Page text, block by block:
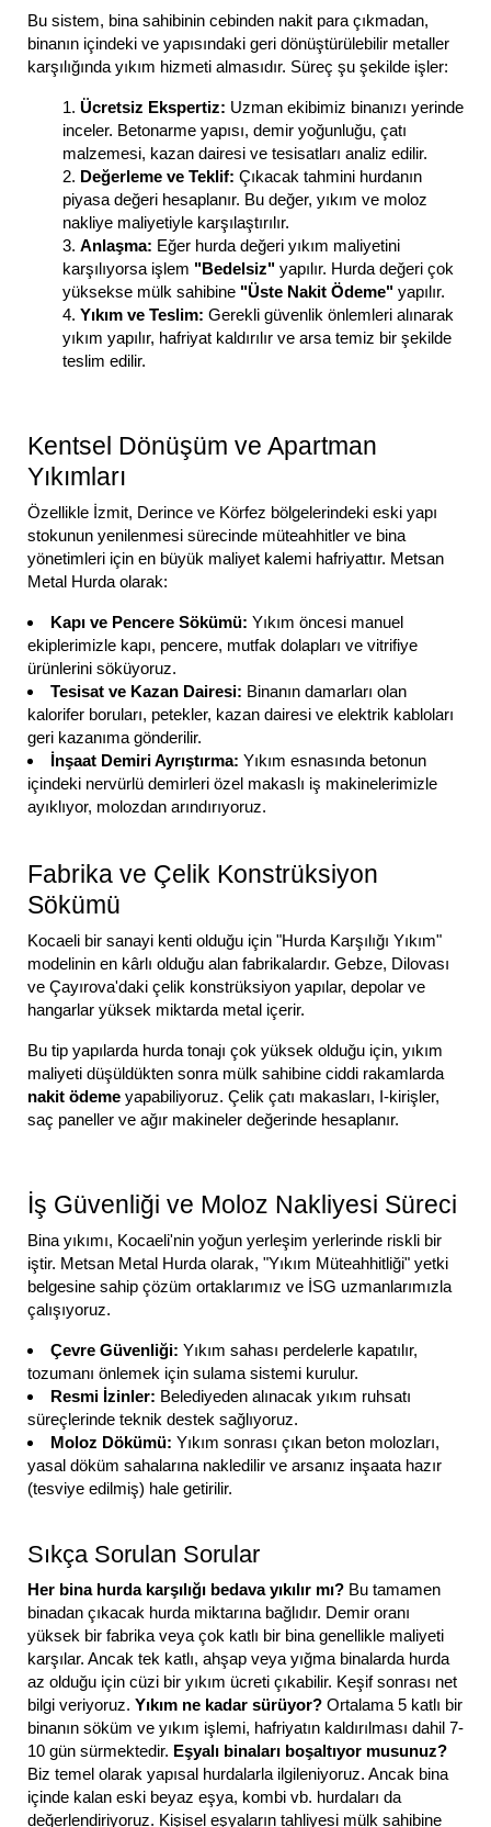
Bu sistem, bina sahibinin cebinden nakit para çıkmadan,
binanın içindeki ve yapısındaki geri dönüştürülebilir metaller
karşılığında yıkım hizmeti almasıdır. Süreç şu şekilde işler:
Ücretsiz Ekspertiz: Uzman ekibimiz binanızı yerinde
inceler. Betonarme yapısı, demir yoğunluğu, çatı
malzemesi, kazan dairesi ve tesisatları analiz edilir.
Değerleme ve Teklif: Çıkacak tahmini hurdanın
piyasa değeri hesaplanır. Bu değer, yıkım ve moloz
nakliye maliyetiyle karşılaştırılır.
Anlaşma: Eğer hurda değeri yıkım maliyetini
karşılıyorsa işlem "Bedelsiz" yapılır. Hurda değeri çok
yüksekse mülk sahibine "Üste Nakit Ödeme" yapılır.
Yıkım ve Teslim: Gerekli güvenlik önlemleri alınarak
yıkım yapılır, hafriyat kaldırılır ve arsa temiz bir şekilde
teslim edilir.
Kentsel Dönüşüm ve Apartman
Yıkımları
Özellikle İzmit, Derince ve Körfez bölgelerindeki eski yapı
stokunun yenilenmesi sürecinde müteahhitler ve bina
yönetimleri için en büyük maliyet kalemi hafriyattır. Metsan
Metal Hurda olarak:
Kapı ve Pencere Sökümü: Yıkım öncesi manuel
ekiplerimizle kapı, pencere, mutfak dolapları ve vitrifiye
ürünlerini söküyoruz.
Tesisat ve Kazan Dairesi: Binanın damarları olan
kalorifer boruları, petekler, kazan dairesi ve elektrik kabloları
geri kazanıma gönderilir.
İnşaat Demiri Ayrıştırma: Yıkım esnasında betonun
içindeki nervürlü demirleri özel makaslı iş makinelerimizle
ayıklıyor, molozdan arındırıyoruz.
Fabrika ve Çelik Konstrüksiyon
Sökümü
Kocaeli bir sanayi kenti olduğu için "Hurda Karşılığı Yıkım"
modelinin en kârlı olduğu alan fabrikalardır. Gebze, Dilovası
ve Çayırova'daki çelik konstrüksiyon yapılar, depolar ve
hangarlar yüksek miktarda metal içerir.
Bu tip yapılarda hurda tonajı çok yüksek olduğu için, yıkım
maliyeti düşüldükten sonra mülk sahibine ciddi rakamlarda
nakit ödeme yapabiliyoruz. Çelik çatı makasları, I-kirişler,
saç paneller ve ağır makineler değerinde hesaplanır.
İş Güvenliği ve Moloz Nakliyesi Süreci
Bina yıkımı, Kocaeli'nin yoğun yerleşim yerlerinde riskli bir
iştir. Metsan Metal Hurda olarak, "Yıkım Müteahhitliği" yetki
belgesine sahip çözüm ortaklarımız ve İSG uzmanlarımızla
çalışıyoruz.
Çevre Güvenliği: Yıkım sahası perdelerle kapatılır,
tozumanı önlemek için sulama sistemi kurulur.
Resmi İzinler: Belediyeden alınacak yıkım ruhsatı
süreçlerinde teknik destek sağlıyoruz.
Moloz Dökümü: Yıkım sonrası çıkan beton molozları,
yasal döküm sahalarına nakledilir ve arsanız inşaata hazır
(tesviye edilmiş) hale getirilir.
Sıkça Sorulan Sorular
Her bina hurda karşılığı bedava yıkılır mı? Bu tamamen
binadan çıkacak hurda miktarına bağlıdır. Demir oranı
yüksek bir fabrika veya çok katlı bir bina genellikle maliyeti
karşılar. Ancak tek katlı, ahşap veya yığma binalarda hurda
az olduğu için cüzi bir yıkım ücreti çıkabilir. Keşif sonrası net
bilgi veriyoruz. Yıkım ne kadar sürüyor? Ortalama 5 katlı bir
binanın söküm ve yıkım işlemi, hafriyatın kaldırılması dahil 7-
10 gün sürmektedir. Eşyalı binaları boşaltıyor musunuz?
Biz temel olarak yapısal hurdalarla ilgileniyoruz. Ancak bina
içinde kalan eski beyaz eşya, kombi vb. hurdaları da
değerlendiriyoruz. Kişisel eşyaların tahliyesi mülk sahibine